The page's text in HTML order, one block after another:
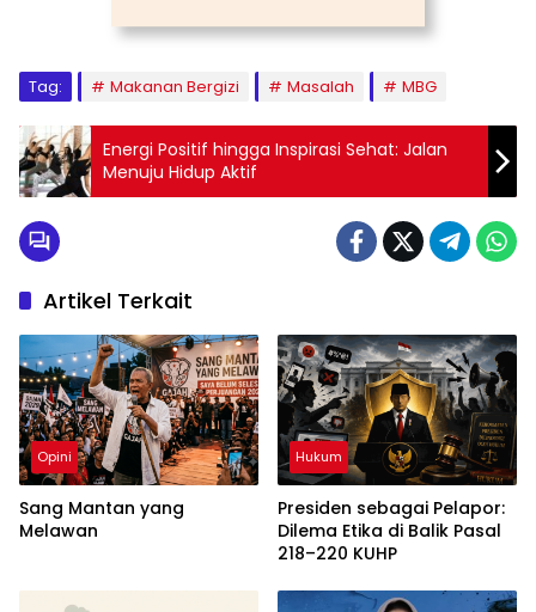
Tag: Makanan Bergizi Masalah MBG
Energi Positif hingga Inspirasi Sehat: Jalan
Menuju Hidup Aktif
Artikel Terkait
Opini
Sang Mantan yang
Melawan
Hukum
Presiden sebagai Pelapor:
Dilema Etika di Balik Pasal
218–220 KUHP